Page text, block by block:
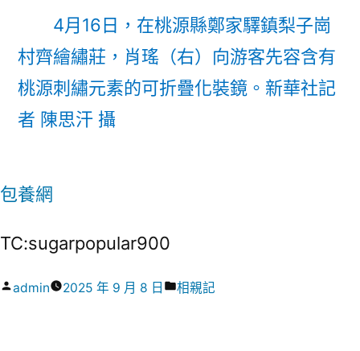
4月16日，在桃源縣鄭家驛鎮梨子崗
村齊繪繡莊，肖瑤（右）向游客先容含有
桃源刺繡元素的可折疊化裝鏡。 新華社記
者 陳思汗 攝
包養網
TC:sugarpopular900
作
admin 2025 年 9 月 8 日
分
相親記